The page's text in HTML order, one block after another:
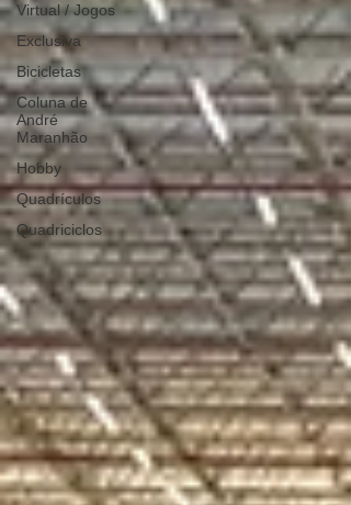
Virtual / Jogos
Exclusiva
Bicicletas
Coluna de
André
Maranhão
Hobby
Quadrículos
Quadriciclos